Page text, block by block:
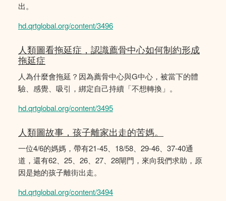
出。
hd.qrtglobal.org/content/3496
人類圖看拖延症，認識薦骨中心如何制約形成
拖延症
人為什麼會拖延？因為薦骨中心與G中心，被當下的體
驗、感覺、吸引，綁定自己持續「不想轉換」。
hd.qrtglobal.org/content/3495
人類圖故事，孩子離家出走的苦媽。
一位4/6的媽媽，帶有21-45、18/58、29-46、37-40通
道，還有62、25、26、27、28閘門，來向我們求助，原
因是她的孩子離街出走。
hd.qrtglobal.org/content/3494